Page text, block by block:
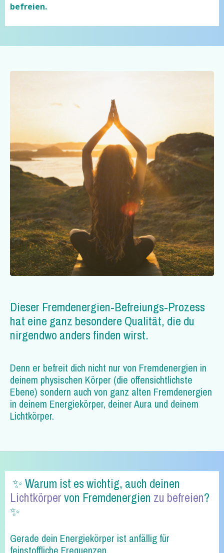
befreien.
Dieser Fremdenergien-Befreiungs-Prozess
hat eine ganz besondere Qualität, die du
nirgendwo anders finden wirst.
Denn er befreit dich nicht nur von Fremdenergien in
deinem physischen Körper (die offensichtlichste
Ebene) sondern auch von ganz alten Fremdenergien
in deinem Energiekörper, deiner Aura und deinem
Lichtkörper.
✨ Warum ist es wichtig, auch deinen
Lichtkörpervon Fremdenergien zu befreien?
✨
Gerade dein Energiekörper ist anfällig für
feinstoffliche Frequenzen.